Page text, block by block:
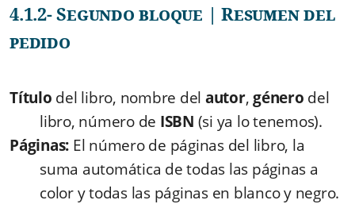
4.1.2- Segundo bloque | Resumen del
pedido
Título del libro, nombre del autor,género del
libro, número de ISBN (si ya lo tenemos).
Páginas: El número de páginas del libro, la
suma automática de todas las páginas a
color y todas las páginas en blanco y negro.